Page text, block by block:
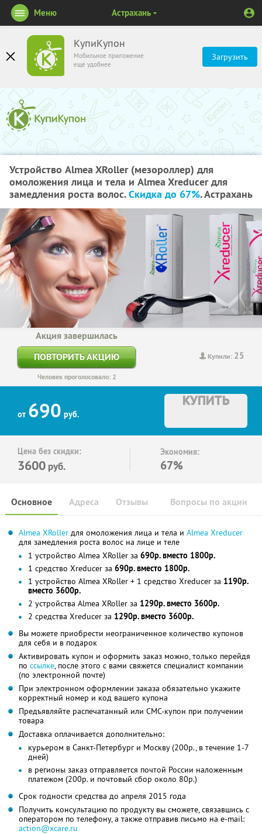
КупиКупон
Мобильное приложение
ещё удобнее
Загрузить
Меню Астрахань
Устройство Almea XRoller (мезороллер) для
омоложения лица и тела и Almea Xreducer для
замедления роста волос.Скидка до 67%. Астрахань
Купили: 25
Акция завершилась
ПОВТОРИТЬ АКЦИЮ
Человек проголосовало: 2
от 690 руб.
КУПИТЬ
Цена без скидки:
3600 руб.
Экономия:
67%
Основное Отзывы Вопросы по акции
Адреса
Almea XRoller для омоложения лица и тела и Almea Xreducer
для замедления роста волос на лице и теле
1 устройство Almea XRoller за 690р. вместо 1800р.
1 средство Xreducer за 690р. вместо 1800р.
1 устройство Almea XRoller + 1 средство Xreducer за 1190р.
вместо 3600р.
2 устройства Almea XRoller за 1290р. вместо 3600р.
2 средства Xreducer за 1290р. вместо 3600р.
Вы можете приобрести неограниченное количество купонов
для себя и в подарок
Активировать купон и оформить заказ можно, только перейдя
по ссылке, после этого с вами свяжется специалист компании
(по электронной почте)
При электронном оформлении заказа обязательно укажите
корректный номер и код вашего купона
Предъявляйте распечатанный или СМС-купон при получении
товара
Доставка оплачивается дополнительно:
курьером в Санкт-Петербург и Москву (200р., в течение 1-7
дней)
в регионы заказ отправляется почтой России наложенным
платежом (200р. и почтовый сбор около 80р.)
Срок годности средства до апреля 2015 года
Получить консультацию по продукту вы сможете, связавшись с
оператором по телефону, а также отправив письмо на e-mail:
action@xcare.ru